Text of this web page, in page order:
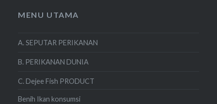
MENU UTAMA
A. SEPUTAR PERIKANAN
B. PERIKANAN DUNIA
C. Dejee Fish PRODUCT
Benih Ikan konsumsi